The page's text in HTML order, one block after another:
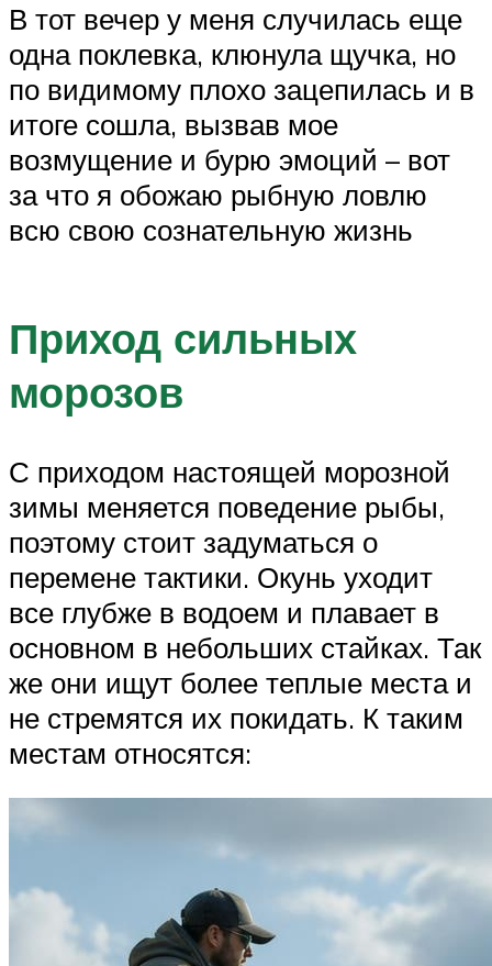
В тот вечер у меня случилась еще
одна поклевка, клюнула щучка, но
по видимому плохо зацепилась и в
итоге сошла, вызвав мое
возмущение и бурю эмоций – вот
за что я обожаю рыбную ловлю
всю свою сознательную жизнь
Приход сильных
морозов
С приходом настоящей морозной
зимы меняется поведение рыбы,
поэтому стоит задуматься о
перемене тактики. Окунь уходит
все глубже в водоем и плавает в
основном в небольших стайках. Так
же они ищут более теплые места и
не стремятся их покидать. К таким
местам относятся: